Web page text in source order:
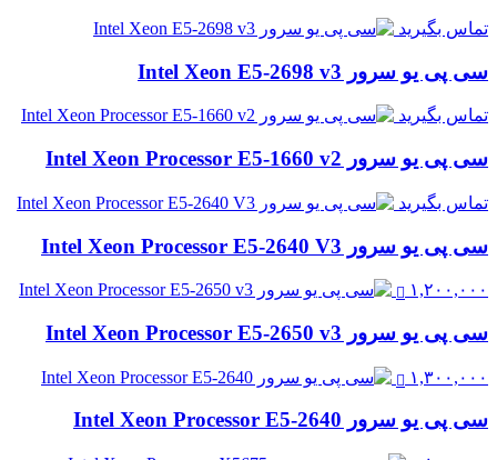
تماس بگیرید
سی پی یو سرور Intel Xeon E5-2698 v3
تماس بگیرید
سی پی یو سرور Intel Xeon Processor E5-1660 v2
تماس بگیرید
سی پی یو سرور Intel Xeon Processor E5-2640 V3
۱,۲۰۰,۰۰۰
سی پی یو سرور Intel Xeon Processor E5-2650 v3
۱,۳۰۰,۰۰۰
سی پی یو سرور Intel Xeon Processor E5-2640